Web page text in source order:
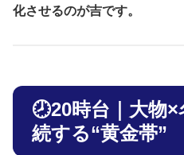
化させるのが吉です。
🕗20時台｜大物
続する“黄金帯”